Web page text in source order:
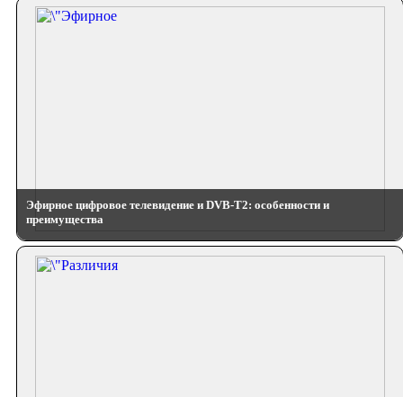
Эфирное цифровое телевидение и DVB-T2: особенности и
преимущества